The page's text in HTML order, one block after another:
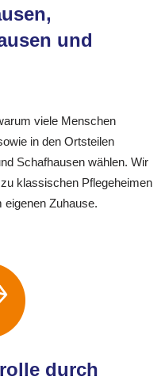
und
viele Menschen
in den Ortsteilen
Schafhausen wählen. Wir
klassischen Pflegeheimen
eigenen Zuhause.
durch